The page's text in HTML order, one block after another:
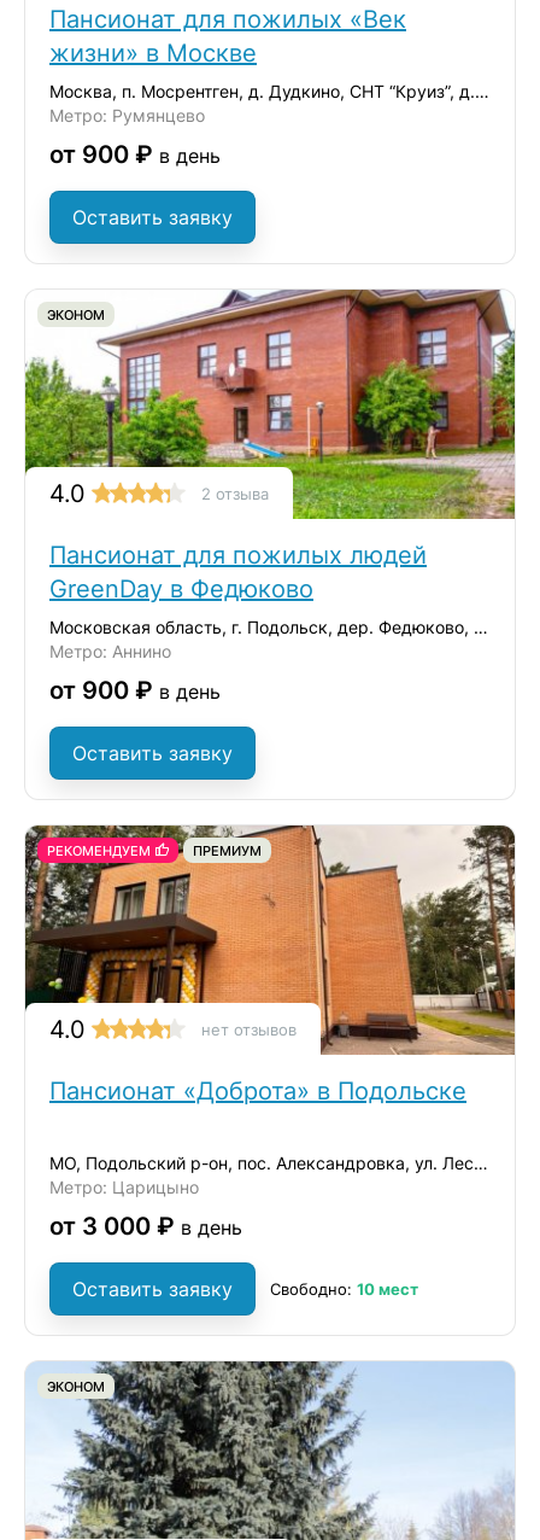
Пансионат для пожилых «Век
жизни» в Москве
Москва, п. Мосрентген, д. Дудкино, СНТ “Круиз”, д.35
Метро: Румянцево
от 900 ₽ в день
Оставить заявку
ЭКОНОМ
4.0 2 отзыва
Пансионат для пожилых людей
GreenDay в Федюково
Московская область, г. Подольск, дер. Федюково, ул. Зеленая
Метро: Аннино
от 900 ₽ в день
Оставить заявку
РЕКОМЕНДУЕМ ПРЕМИУМ
4.0 нет отзывов
Пансионат «Доброта» в Подольске
МО, Подольский р-он, пос. Александровка, ул. Лесная, д. 14/1
Метро: Царицыно
от 3 000 ₽ в день
Оставить заявку Свободно: 10 мест
ЭКОНОМ